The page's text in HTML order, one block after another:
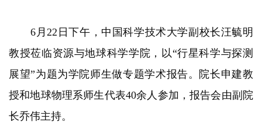
6月22日下午，中国科学技术大学副校长汪毓明
教授莅临资源与地球科学学院，以“行星科学与探测
展望”为题为学 院师生做专题学术报告。院长申建教
授和地球物理系师生代表40余人参加，报告会由副院
长乔伟主持。